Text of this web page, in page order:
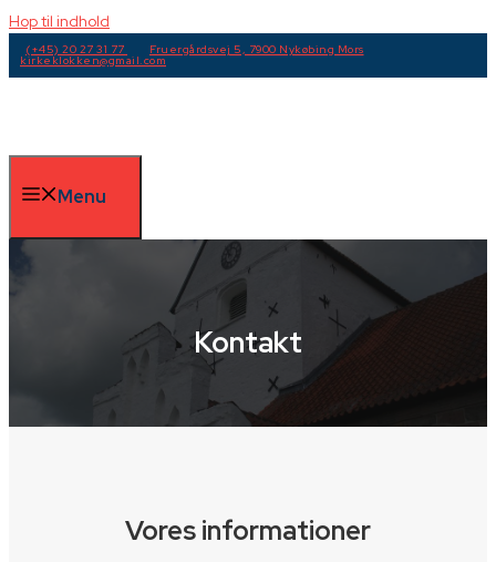
Hop til indhold
(+45) 20 27 31 77
Fruergårdsvej 5, 7900 Nykøbing Mors
kirkeklokken@gmail.com
Menu
Kontakt
Vores informationer